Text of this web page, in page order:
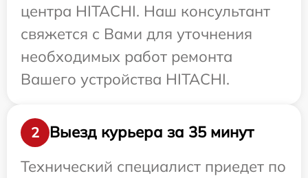
центра HITACHI. Наш консультант
свяжется с Вами для уточнения
необходимых работ ремонта
Вашего устройства HITACHI.
2
Выезд курьера за 35 минут
Технический специалист приедет по